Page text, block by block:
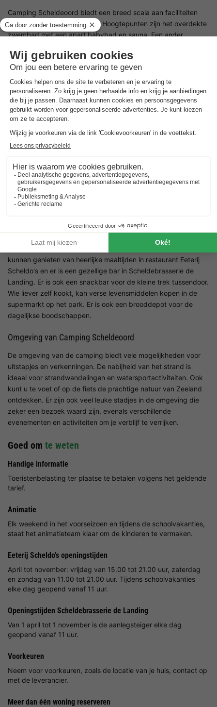
Camping Scheldeoord biedt een breed scala aan faciliteiten
voor een comfortabel verblijf. Hoogtepunten zijn het overdekte
zwembad met een apart babybad en sauna. Een ander
zwemplezier. Tennisbanen en tafeltennis zijn beschikbaar voor
sportieve activiteiten. Er is ook visgelegenheid voor wie wil
genieten van de rustige omgeving. Voor degenen die de
campingervaring nog aangenamer willen maken, is er ook een
kleine supermarkt met brooddepot. Gratis WLAN is
beschikbaar op de hele camping.
Voorzieningen voor kinderen op Camping Scheldeoord
de jongere gasten. Er is een buitenspeeltuin en een kleine
binnenspeeltuin, ideaal voor regenachtige dagen. Tijdens de
zomer- en herfstvakantie zorgt een animatieprogramma voor
vermaak en afwisseling. De kinderen kunnen zich naar
hartenlust uitleven terwijl hun ouders kunnen ontspannen.
Restaurants op Camping Scheldeoord
Het vakantiepark biedt verschillende eetgelegenheden. Gasten
kunnen genieten van heerlijke maaltijden in restaurant Eeterij
Scheldo's en er is een gezellige bar in Scheldebrasserie de
Landing. Er is ook een snackbar voor de kleine trek tussendoor.
Wie liever zelf kookt, kan verse levensmiddelen kopen in de
supermarkt op het park. Er is ook een brooddepot voor de
dagelijkse boodschappen.
Omgeving van Camping Scheldeoord
De omgeving van de camping biedt vele mogelijkheden voor
uitstapjes en verkenningen. De nabijheid van het strand is
ideaal voor strandwandelingen en watersportactiviteiten. Ook
kunt u te voet of op de fiets de prachtige natuur van Zeeland
ontdekken. Er zijn ook veel leuke stadjes in de omgeving die
zeker een bezoek waard zijn, evenals verschillende
evenementen en activiteiten om je verblijf te verrijken.
Goed om te weten
Handige informatie
Toeristenbelasting ter plaatse te betalen volgens het geldende
tarief.
Animatie
Elk weekend in het voorseizoen en tijdens de schoolvakanties,
staat het animatieteam klaar om de kinderen te vermaken.
Eeterij Scheldo's openingstijden
April tot november: vrijdag van 15.00 tot 21.00 uur, zaterdag
en zondag van 11.00 tot 21.00 uur. Tijdens schoolvakanties
elke dag geopend vanaf 11 uur.
Openingstijden Scheldebrasserie de Landing
Van 1 april tot 1 november is de aanlegsteiger elke dag
geopend vanaf 11 uur.
Voorkeuren
Neem voor voorkeuren, zoals de locatie van je huis, contact op
met de leverancier.
Meer dan één woning reserveren